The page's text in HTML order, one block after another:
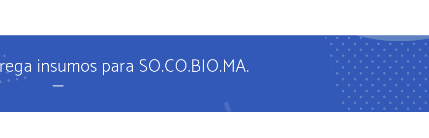
insumos para SO.CO.BIO.MA.